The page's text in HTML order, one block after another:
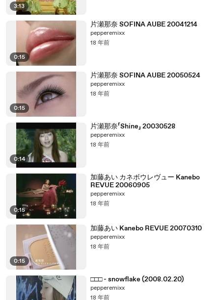
3:13
0:15
片瀬那奈 SOFINA AUBE 20041214
pepperemixx
18 年前
0:15
片瀬那奈 SOFINA AUBE 20050524
pepperemixx
18 年前
0:14
片瀬那奈「Shine」 20030528
pepperemixx
18 年前
0:15
加藤あい カネボウレヴュー Kanebo
REVUE 20060905
pepperemixx
18 年前
0:15
加藤あい Kanebo REVUE 20070310
pepperemixx
18 年前
□□□ - snowflake (2008.02.20)
pepperemixx
18 年前